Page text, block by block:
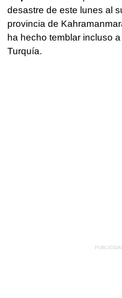
desastre de este lunes al
provincia de
ha hecho temblar incluso
Turquía.